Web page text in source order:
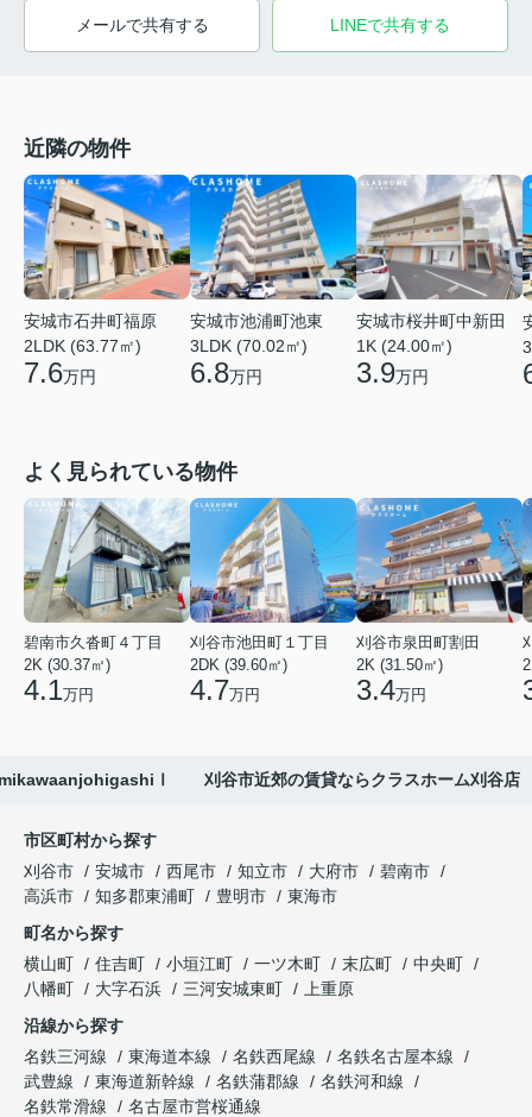
メールで共有する LINEで共有する
近隣の物件
安城市石井町福原
2LDK (63.77㎡)
7.6万円
安城市池浦町池東
3LDK (70.02㎡)
6.8万円
安城市桜井町中新田
1K (24.00㎡)
3.9万円
よく見られている物件
碧南市久沓町４丁目
2K (30.37㎡)
4.1万円
刈谷市池田町１丁目
2DK (39.60㎡)
4.7万円
刈谷市泉田町割田
2K (31.50㎡)
3.4万円
刈谷市近郊の賃貸ならクラスホーム刈谷店
市区町村から探す
刈谷市
安城市 西尾市 知立市 大府市
碧南市
高浜市
知多郡東浦町 豊明市
東海市
町名から探す
横山町
住吉町 小垣江町 一ツ木町 末広町
中央町
八幡町
大字石浜 三河安城東町
上重原
沿線から探す
名鉄三河線
東海道本線 名鉄西尾線
名鉄名古屋本線
武豊線
東海道新幹線 名鉄蒲郡線
名鉄河和線
名鉄常滑線
名古屋市営桜通線